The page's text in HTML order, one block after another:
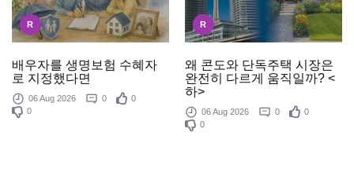
R
배우자를 생명보험 수혜자
로 지정했다면
06 Aug 2026 0
0
0
R
왜 콘도와 단독주택 시장은
완전히 다르게 움직일까? <
하>
06 Aug 2026 0
0
0